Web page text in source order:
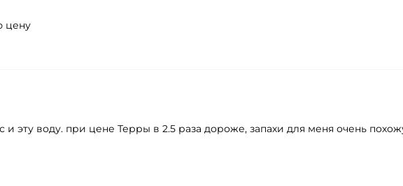
цену
и эту воду. при цене Терры в 2.5 раза дороже, запахи для меня очень